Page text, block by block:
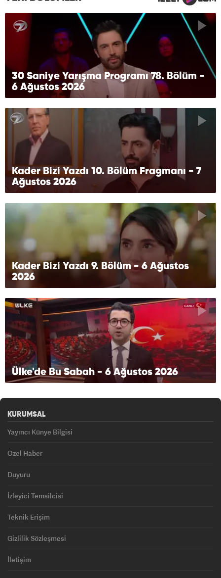
30 Saniye Yarışma Programı 78. Bölüm -
6 Ağustos 2026
Kader Bizi Yazdı 10. Bölüm Fragmanı - 7
Ağustos 2026
Kader Bizi Yazdı 9. Bölüm - 6 Ağustos
2026
Ülke'de Bu Sabah - 6 Ağustos 2026
KURUMSAL
Yayıncı Künye Bilgisi
Özel Haber
Duyuru
İzleyici Temsilcisi
Teknik Erişim
Gizlilik Sözleşmesi
İletişim